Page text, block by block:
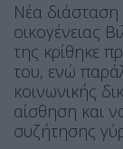
Νέα
οικογένειας
της κρίθηκε
του, ενώ
κοινωνικής
αίσθηση και
συζήτησης